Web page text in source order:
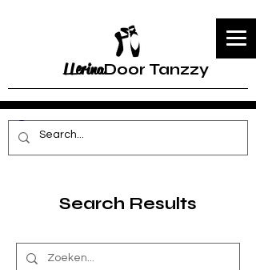
LLerinaDoor Tanzzy
Search Results